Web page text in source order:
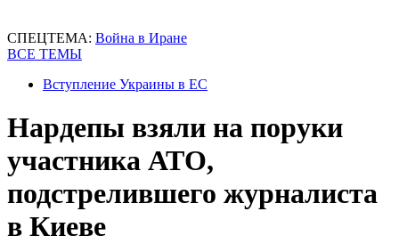
СПЕЦТЕМА: Война в Иране
ВСЕ ТЕМЫ
Вступление Украины в ЕС
Нардепы взяли на поруки
участника АТО,
подстрелившего журналиста
в Киеве